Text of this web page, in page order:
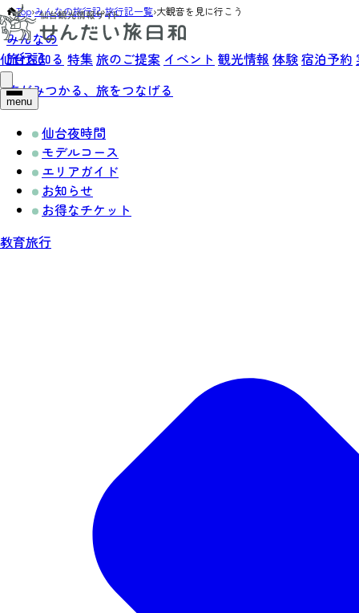
仙台を知る 特集旅のご提案 イベント 観光情報 体験宿泊予約
menu
仙台夜時間
モデルコース
エリアガイド
お知らせ
お得なチケット
教育旅行
Top›みんなの旅行記›旅行記一覧›大観音を見に行こう
みんなの
旅行記
旅がみつかる、旅をつなげる